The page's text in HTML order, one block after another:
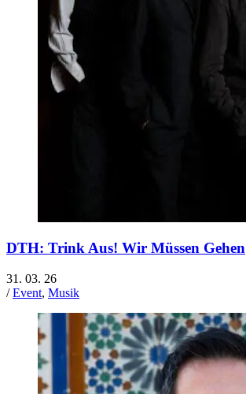
DTH: Trink Aus! Wir Müssen Gehen
31. 03. 26
/Event, Musik